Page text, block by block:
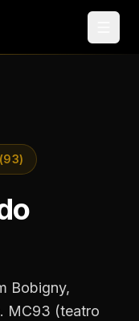
Bobigny,
MC93 (teatro